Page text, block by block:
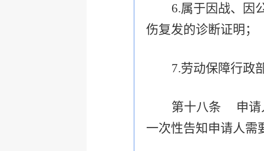
6.属于因战、因
伤复发的诊断证明；
7.劳动保障行政
第十八条 申请
一次性告知申请人